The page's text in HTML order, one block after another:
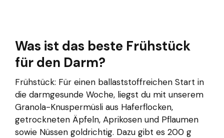
Was ist das beste Frühstück
für den Darm?
Frühstück: Für einen ballaststoffreichen Start in
die darmgesunde Woche, liegst du mit unserem
Granola-Knuspermüsli aus Haferflocken,
getrockneten Äpfeln, Aprikosen und Pflaumen
sowie Nüssen goldrichtig. Dazu gibt es 200 g